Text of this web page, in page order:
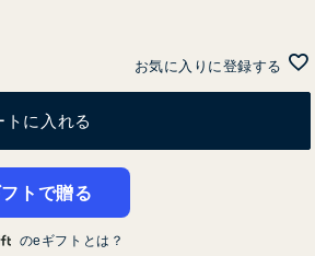
お気に入りに登録する
トに入れる
トで贈る
のeギフトとは？